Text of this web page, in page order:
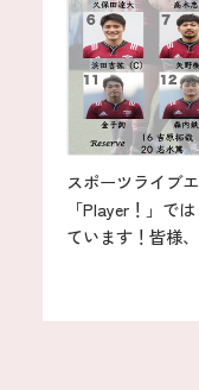
スポーツライブ
「Player！」で
ています！皆様